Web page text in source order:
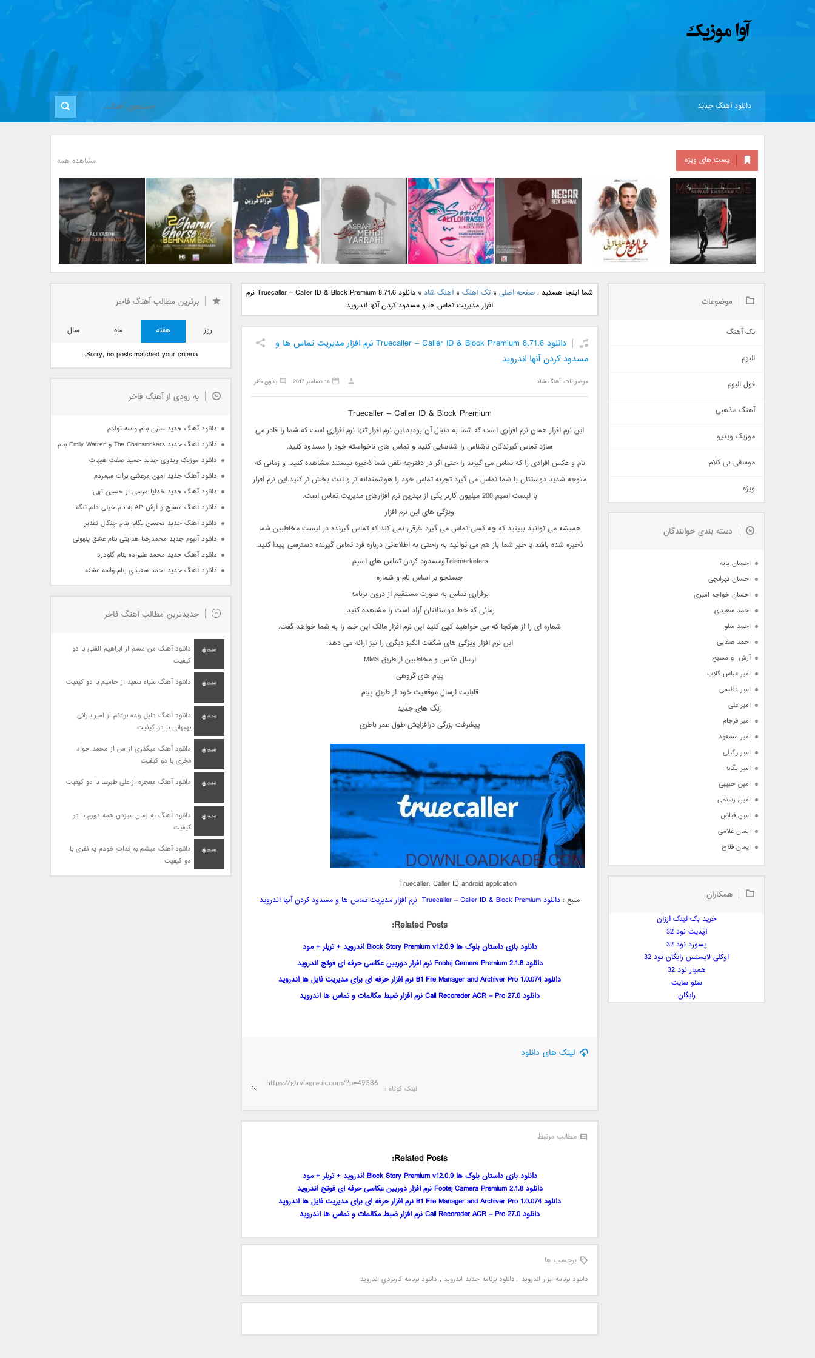
دانلود آهنگ جدید
پست های ویژه مشاهده همه
خسروی بنام مونولوگ
دانلود آهنگ جدید علیرضا
دانلود آهنگ جدید رضا
بهرام بنام نگار
دانلود آهنگ جدید علی
لهراسبی بنام صورت
دانلود آهنگ جدید مهدی
یراحی بنام اسرار
دانلود آهنگ جدید فرزاد
فرزین بنام آتیش
بانی بنام قرص قمر 2
یاسینی بنام دورترین نزدیک
شما اینجا هستید :صفحه اصلی »تک آهنگ »آهنگ شاد »
دانلود Truecaller – Caller ID & Block Premium 8.71.6 نرم
افزار مدیریت تماس ها و مسدود کردن آنها اندروید
دانلود Truecaller – Caller ID & Block Premium 8.71.6 نرم افزار مدیریت تماس ها و
مسدود کردن آنها اندروید
موضوعات:آهنگ شاد بدون نظر 14 دسامبر 2017
Truecaller – Caller ID & Block Premium
این نرم افزار همان نرم افزاری است که شما به دنبال آن بودید.این نرم افزار تنها نرم افزاری است که شما را قادر می
سازد تماس گیرندگان ناشناس را شناسایی کنید و تماس های ناخواسته خود را مسدود کنید.
نام و عکس افرادی را که تماس می گیرند را حتی اگر در دفترچه تلفن شما ذخیره نیستند مشاهده کنید. و زمانی که
متوجه شدید دوستتان با شما تماس می گیرد تجربه تماس خود را هوشمندانه تر و لذت بخش تر کنید.این نرم افزار
با لیست اسپم 200 میلیون کاربر یکی از بهترین نرم افزارهای مدیریت تماس است.
ویژگی های این نرم افزار
همیشه می توانید ببینید که چه کسی تماس می گیرد ،فرقی نمی کند که تماس گیرنده در لیست مخاطبین شما
ذخیره شده باشد یا خیر شما باز هم می توانید به راحتی به اطلاعاتی درباره فرد تماس گیرنده دسترسی پیدا کنید.
Telemarketersومسدود کردن تماس های اسپم
جستجو بر اساس نام و شماره
برقراری تماس به صورت مستقیم از درون برنامه
زمانی که خط دوستانتان آزاد است را مشاهده کنید.
شماره ای را از هرکجا که می خواهید کپی کنید این نرم افزار مالک این خط را به شما خواهد گفت.
این نرم افزار ویژگی های شگفت انگیز دیگری را نیز ارائه می دهد:
ارسال عکس و مخاطبین از طریق MMS
پیام های گروهی
قابلیت ارسال موقعیت خود از طریق پیام
زنگ های جدید
پیشرفت بزرگی درافزایش طول عمر باطری
Truecaller: Caller ID android application
منبع : دانلود Truecaller – Caller ID & Block Premium نرم افزار مدیریت تماس ها و مسدود کردن آنها اندروید
Related Posts:
دانلود بازی داستان بلوک ها Block Story Premium v12.0.9 اندروید + تریلر + مود
دانلود Footej Camera Premium 2.1.8 نرم افزار دوربین عکاسی حرفه ای فوتج اندروید
دانلود B1 File Manager and Archiver Pro 1.0.074 نرم افزار حرفه ای برای مدیریت فایل ها اندروید
دانلود Call Recoreder ACR – Pro 27.0 نرم افزار ضبط مکالمات و تماس ها اندروید
لینک های دانلود
لینک کوتاه‌ :
مطالب مرتبط
Related Posts:
دانلود بازی داستان بلوک ها Block Story Premium v12.0.9 اندروید + تریلر + مود
دانلود Footej Camera Premium 2.1.8 نرم افزار دوربین عکاسی حرفه ای فوتج اندروید
دانلود B1 File Manager and Archiver Pro 1.0.074 نرم افزار حرفه ای برای مدیریت فایل ها اندروید
دانلود Call Recoreder ACR – Pro 27.0 نرم افزار ضبط مکالمات و تماس ها اندروید
برچسب ها
دانلود برنامه ابزار اندرويد , دانلود برنامه جديد اندرويد , دانلود برنامه کاربردي اندرويد
برترین مطالب آهنگ فاخر
روز هفته ماه
سال
Sorry, no posts matched your criteria.
به زودی از آهنگ فاخر
دانلود آهنگ جدید سارن بنام واسه تولدم
دانلود آهنگ جدید The Chainsmokers و Emily Warren بنام Side Effects
دانلود موزیک ویدوی جدید حمید صفت هیهات
دانلود آهنگ جدید امین مرعشی برات میمردم
دانلود آهنگ جدید خدایا مرسی از حسین تهی
دانلود آهنگ مسیح و آرش AP به نام خیلی دلم تنگه
دانلود آهنگ جدید محسن یگانه بنام چنگال تقدیر
دانلود آلبوم جدید محمدرضا هدایتی بنام عشق پنهونی
دانلود آهنگ جدید محمد علیزاده بنام گلودرد
دانلود آهنگ جدید احمد سعیدی بنام واسه عشقه
جدیدترین مطالب آهنگ فاخر
دانلود آهنگ من مسم از ابراهیم الفتی با دو
کیفیت
دانلود آهنگ سیاه سفید از حامیم با دو کیفیت
دانلود آهنگ دلیل زنده بودنم از امیر بارانی
بهبهانی با دو کیفیت
دانلود آهنگ میگذری از من از محمد جواد
فخری با دو کیفیت
دانلود آهنگ معجزه از علی طبرسا با دو کیفیت
دانلود آهنگ یه زمان میزدن همه دورم با دو
کیفیت
دانلود آهنگ میشم به فدات خودم یه نفری با
دو کیفیت
موضوعات
تک آهنگ
اجتماعی
حماسی
سنتی
اهنگ بندرعباسی
دمو
مذهبی
جدیدترین ها
البوم
فول البوم
آهنگ مذهبی
موزیک ویدیو
موسقی بی کلام
ویژه
دسته بندی خوانندگان
احسان پایه
احسان تهرانچی
احسان خواجه امیری
احمد سعیدی
احمد سلو
احمد صفایی
آرش  و مسیح
امیر عباس گلاب
امیر عظیمی
امیر علی
امیر فرجام
امیر مسعود
امیر وکیلی
امیر یگانه
امین حبیبی
امین رستمی
امین فیاض
ایمان غلامی
ایمان فلاح
بابک جهانبخش
بابک مافی
بهنام صفوی
پارسا چیلیک
همکاران
خرید بک لینک ارزان
آپدیت نود 32
پسورد نود 32
اوکلی لایسنس رایگان نود 32
همیار نود 32
سئو سایت
رایگان